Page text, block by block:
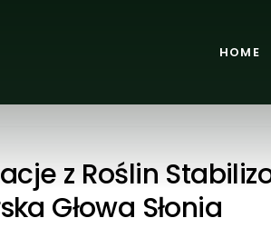
HOME
z Roślin
Głowa Słonia